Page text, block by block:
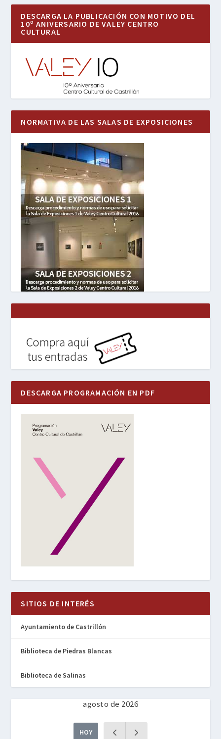
DESCARGA LA PUBLICACIÓN CON MOTIVO DEL
10º ANIVERSARIO DE VALEY CENTRO
CULTURAL
NORMATIVA DE LAS SALAS DE EXPOSICIONES
DESCARGA PROGRAMACIÓN EN PDF
SITIOS DE INTERÉS
Ayuntamiento de Castrillón
Biblioteca de Piedras Blancas
Biblioteca de Salinas
agosto de 2026
HOY